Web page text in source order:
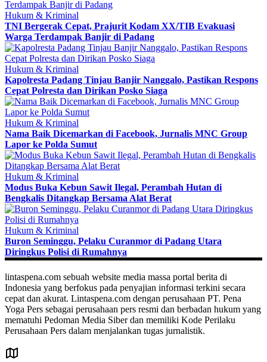
Hukum & Kriminal
TNI Bergerak Cepat, Prajurit Kodam XX/TIB Evakuasi
Warga Terdampak Banjir di Padang
Hukum & Kriminal
Kapolresta Padang Tinjau Banjir Nanggalo, Pastikan Respons
Cepat Polresta dan Dirikan Posko Siaga
Hukum & Kriminal
Nama Baik Dicemarkan di Facebook, Jurnalis MNC Group
Lapor ke Polda Sumut
Hukum & Kriminal
Modus Buka Kebun Sawit Ilegal, Perambah Hutan di
Bengkalis Ditangkap Bersama Alat Berat
Hukum & Kriminal
Buron Seminggu, Pelaku Curanmor di Padang Utara
Diringkus Polisi di Rumahnya
lintaspena.com sebuah website media massa portal berita di
Indonesia yang berfokus pada penyajian informasi terkini secara
cepat dan akurat. Lintaspena.com dengan perusahaan PT. Pena
Yoga Pers sebagai perusahaan pers resmi dan berbadan hukum yang
mematuhi Pedoman Media Siber dan memiliki Kode Perilaku
Perusahaan Pers dalam menjalankan tugas jurnalistik.